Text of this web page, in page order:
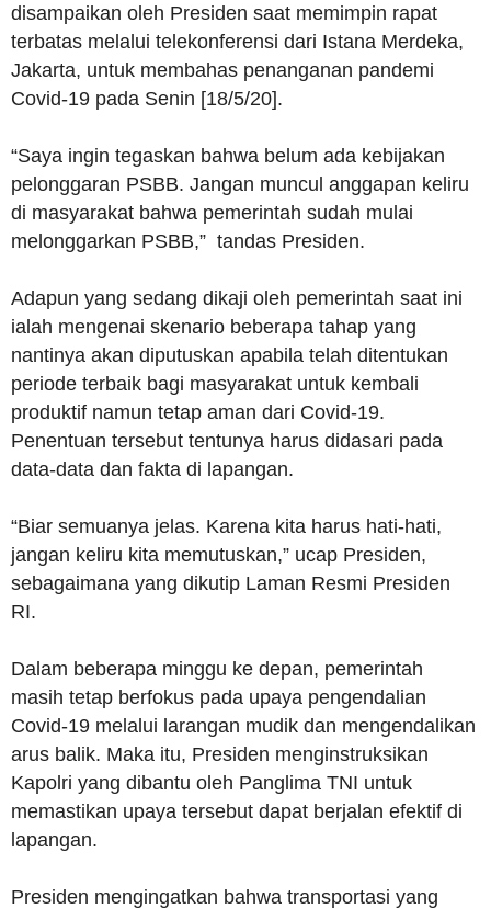
disampaikan oleh Presiden saat memimpin rapat
terbatas melalui telekonferensi dari Istana Merdeka,
Jakarta, untuk membahas penanganan pandemi
Covid-19 pada Senin [18/5/20].
“Saya ingin tegaskan bahwa belum ada kebijakan
pelonggaran PSBB. Jangan muncul anggapan keliru
di masyarakat bahwa pemerintah sudah mulai
melonggarkan PSBB,” tandas Presiden.
Adapun yang sedang dikaji oleh pemerintah saat ini
ialah mengenai skenario beberapa tahap yang
nantinya akan diputuskan apabila telah ditentukan
periode terbaik bagi masyarakat untuk kembali
produktif namun tetap aman dari Covid-19.
Penentuan tersebut tentunya harus didasari pada
data-data dan fakta di lapangan.
“Biar semuanya jelas. Karena kita harus hati-hati,
jangan keliru kita memutuskan,” ucap Presiden,
sebagaimana yang dikutip Laman Resmi Presiden
RI.
Dalam beberapa minggu ke depan, pemerintah
masih tetap berfokus pada upaya pengendalian
Covid-19 melalui larangan mudik dan mengendalikan
arus balik. Maka itu, Presiden menginstruksikan
Kapolri yang dibantu oleh Panglima TNI untuk
memastikan upaya tersebut dapat berjalan efektif di
lapangan.
Presiden mengingatkan bahwa transportasi yang